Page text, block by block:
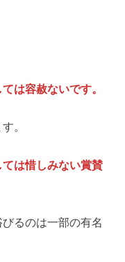
は容赦ないです。
。
は惜しみない賞賛
るのは一部の有名